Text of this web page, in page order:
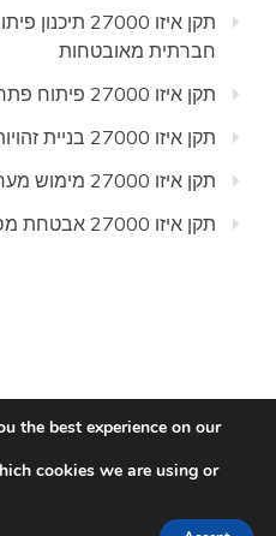
תקן איזו
חברתית מאובטחות
תקן איזו 27000 פיתוח פתרונות אחסון בענן מאובטחים
תקן איזו 27000 בניית זהויות דיגיטליות מאובטחות
תקן איזו 27000 מימוש מערכות זיהוי תקיפות ברשת
תקן איזו 27000 אבטחת מסדי נתונים של הממשלה
2020.
Candid Themes
the best experience on our
cookies we are using or